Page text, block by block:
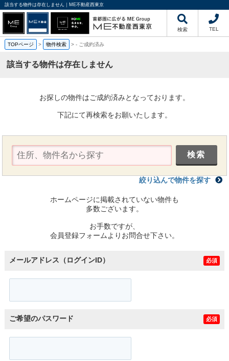
該当する物件は存在しません｜ME不動産西東京
検索 TEL
TOPページ > 物件検索 >- ご成約済み
該当する物件は存在しません
お探しの物件はご成約済みとなっております。
下記にて再検索をお願いたします。
絞り込んで物件を探す
ホームページに掲載されていない物件も
多数ございます。
お手数ですが、
会員登録フォームよりお問合せ下さい。
メールアドレス（ログインID） 必須
ご希望のパスワード 必須